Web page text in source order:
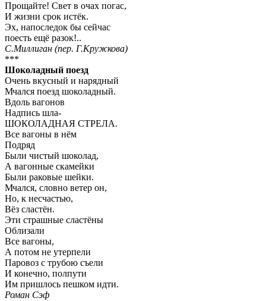
Прощайте! Свет в очах погас,
И жизни срок истёк.
Эх, напоследок бы сейчас
поесть ещё разок!..
С.Миллиган (пер. Г.Кружкова)
***
Шоколадный поезд
Очень вкусный и нарядный
Мчался поезд шоколадный.
Вдоль вагонов
Надпись шла-
ШОКОЛАДНАЯ СТРЕЛА.
Все вагоны в нём
Подряд
Были чистый шоколад,
А вагонные скамейки
Были раковые шейки.
Мчался, словно ветер он,
Но, к несчастью,
Вёз сластён.
Эти страшные сластёны
Облизали
Все вагоны,
А потом не утерпели
Паровоз с трубою съели
И конечно, полпути
Им пришлось пешком идти.
Роман Сэф